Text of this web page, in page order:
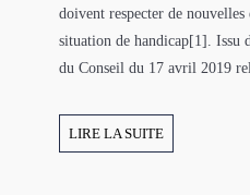
doivent respecter de nouvelles
situation de handicap[1]. Issu
du Conseil du 17 avril 2019
LIRE LA SUITE